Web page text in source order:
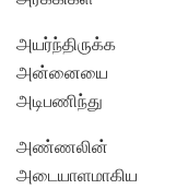
அயர்ந்திருக்க
அன்னையை
அடிபணிந்து
அண்ணலின்
அடையாளமாகிய